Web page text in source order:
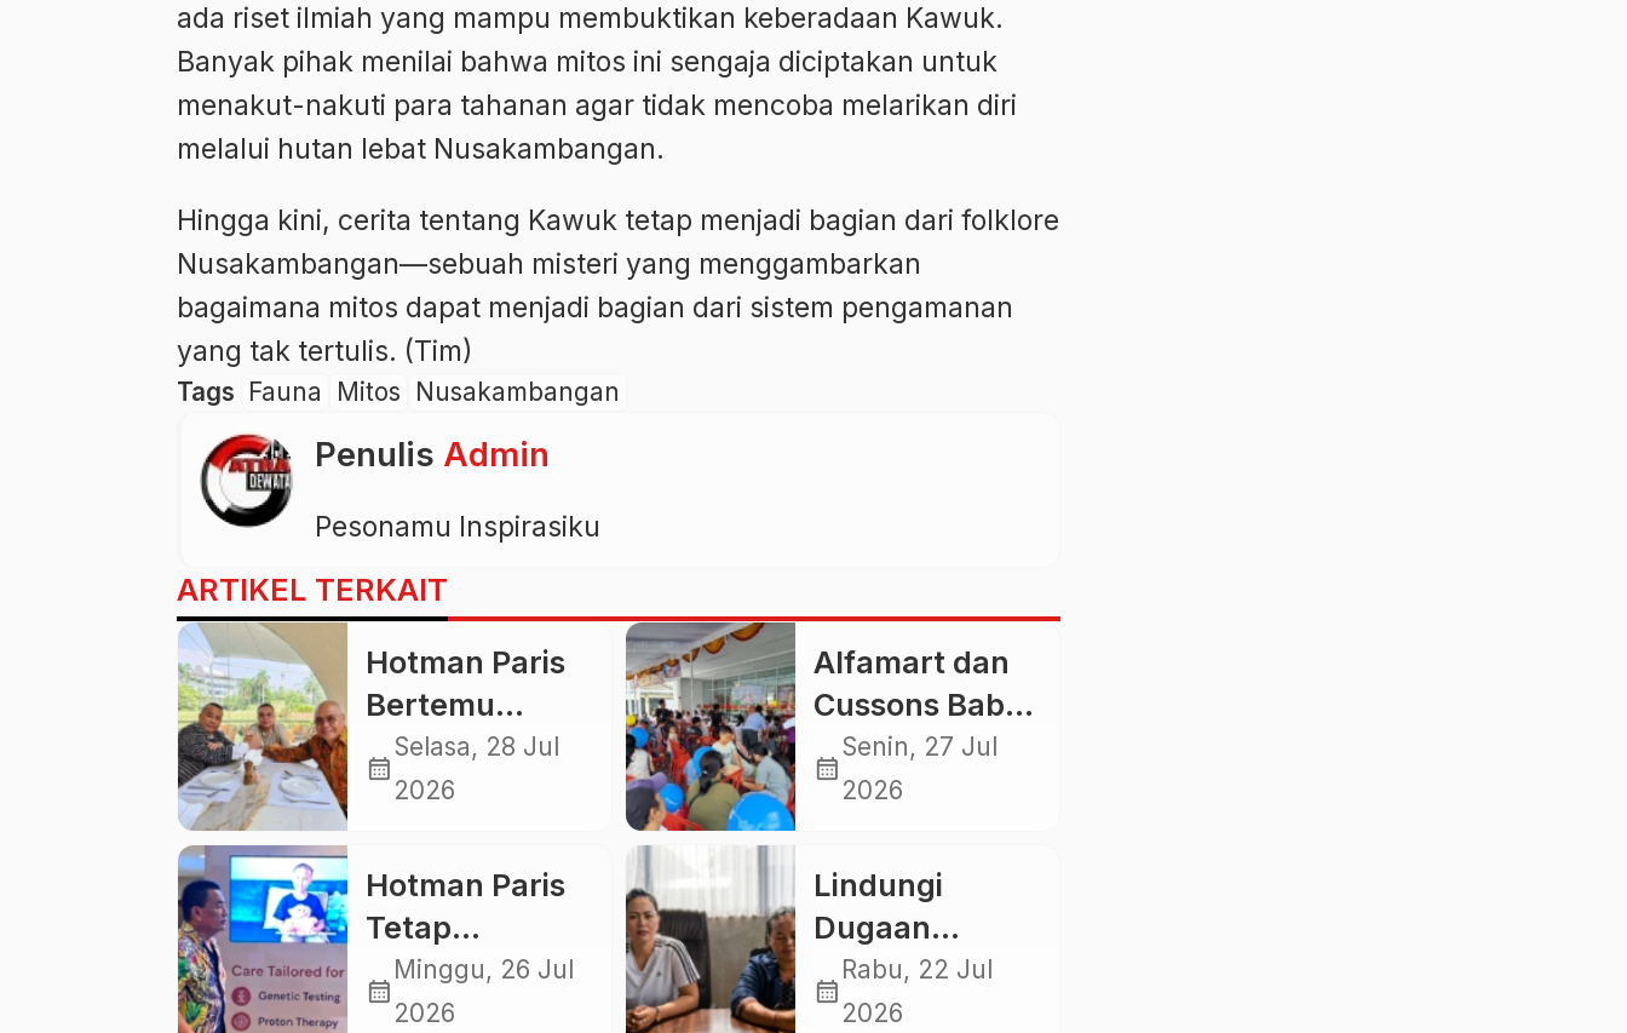
ada riset ilmiah yang mampu membuktikan keberadaan Kawuk.
Banyak pihak menilai bahwa mitos ini sengaja diciptakan untuk
menakut-nakuti para tahanan agar tidak mencoba melarikan diri
melalui hutan lebat Nusakambangan.
Hingga kini, cerita tentang Kawuk tetap menjadi bagian dari folklore
Nusakambangan—sebuah misteri yang menggambarkan
bagaimana mitos dapat menjadi bagian dari sistem pengamanan
yang tak tertulis. (Tim)
Tags Fauna Mitos Nusakambangan
Penulis Admin
Pesonamu Inspirasiku
ARTIKEL TERKAIT
Hotman Paris
Bertemu
Ketum PWI
Akhmad Munir
Dasco,
Serukan
Persatuan
Indonesia
calendar_month
Selasa, 28 Jul
2026
Alfamart dan
Cussons Baby
Perluas
Layanan
Sasar 2.800
Ibu dan Anak
pada Juli 2026
calendar_month
Senin, 27 Jul
2026
Hotman Paris
Tetap
Berkelas,
Fashionable
calendar_month
Minggu, 26 Jul
2026
Lindungi
Dugaan
Kekerasan
Seksual LPK
calendar_month
Rabu, 22 Jul
2026